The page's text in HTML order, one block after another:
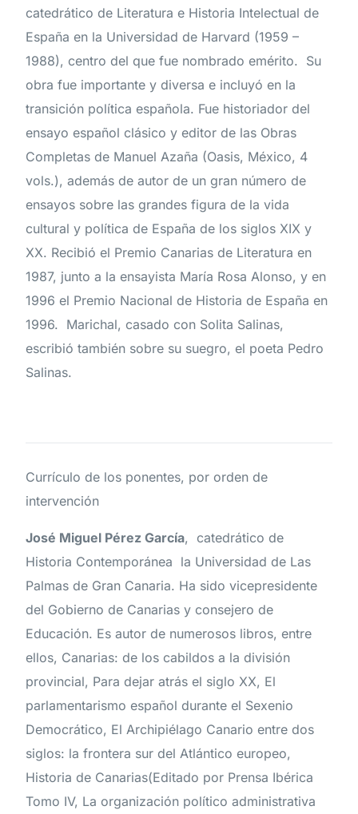
catedrático de Literatura e Historia Intelectual de
España en la Universidad de Harvard (1959 –
1988), centro del que fue nombrado emérito. Su
obra fue importante y diversa e incluyó en la
transición política española. Fue historiador del
ensayo español clásico y editor de las Obras
Completas de Manuel Azaña (Oasis, México, 4
vols.), además de autor de un gran número de
ensayos sobre las grandes figura de la vida
cultural y política de España de los siglos XIX y
XX. Recibió el Premio Canarias de Literatura en
1987, junto a la ensayista María Rosa Alonso, y en
1996 el Premio Nacional de Historia de España en
1996. Marichal, casado con Solita Salinas,
escribió también sobre su suegro, el poeta Pedro
Salinas.
Currículo de los ponentes, por orden de
intervención
José Miguel Pérez García, catedrático de
Historia Contemporánea la Universidad de Las
Palmas de Gran Canaria. Ha sido vicepresidente
del Gobierno de Canarias y consejero de
Educación. Es autor de numerosos libros, entre
ellos, Canarias: de los cabildos a la división
provincial, Para dejar atrás el siglo XX, El
parlamentarismo español durante el Sexenio
Democrático, El Archipiélago Canario entre dos
siglos: la frontera sur del Atlántico europeo,
Historia de Canarias(Editado por Prensa Ibérica
Tomo IV, La organización político administrativa